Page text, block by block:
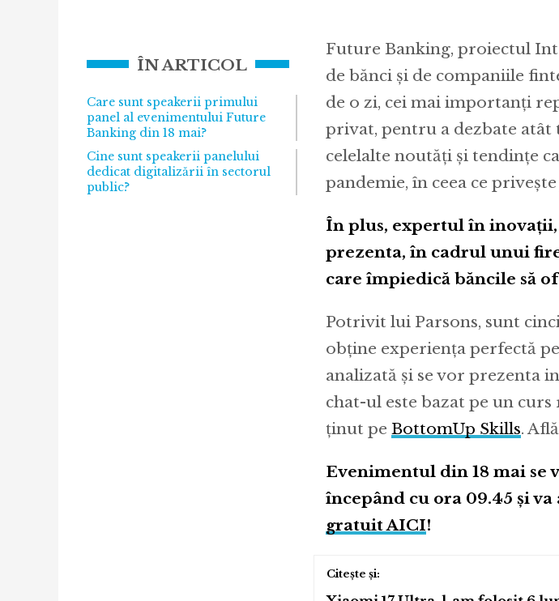
ÎN ARTICOL
Care sunt speakerii primului
panel al evenimentului Future
Banking din 18 mai?
Cine sunt speakerii panelului
dedicat digitalizării în sectorul
public?
Future Banking, proiectul
de bănci și de companiile
de o zi, cei mai importanți
privat, pentru a dezbate atât
celelalte noutăți și tendințe
pandemie, în ceea ce
În plus, expertul în inovații,
prezenta, în cadrul unui
care împiedică băncile să
Potrivit lui Parsons, sunt
obține experiența perfectă
analizată și se vor prezenta
chat-ul este bazat pe un
ținut pe BottomUp Skills.
Evenimentul din 18 mai se
începând cu ora 09.45 și
gratuit AICI!